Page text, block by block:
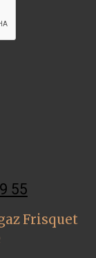
55
Frisquet